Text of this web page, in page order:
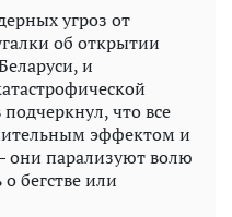
угроз от
об открытии
и
что все
эффектом и
они парализуют волю
бегстве или